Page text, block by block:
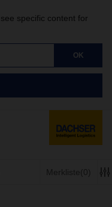
specific content for
OK
Merkliste(0)